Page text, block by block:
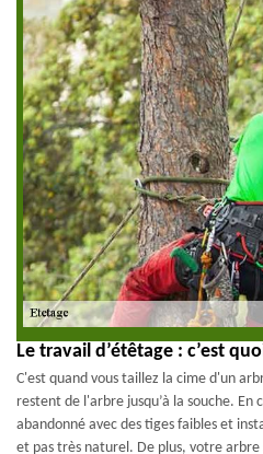
Le travail d’étêtage : c’est
C'est quand vous taillez la cime d'un
restent de l'arbre jusqu’à la souche. En
abandonné avec des tiges faibles et
et pas très naturel. De plus, votre